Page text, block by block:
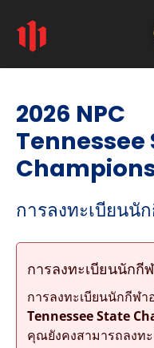
2026 NPC
Tennessee
การลงทะเบียนนั
การลงทะเบียนนักกี
การลงทะเบียนนักกีฬ
Tennessee State
คุณยังคงสามารถลงท